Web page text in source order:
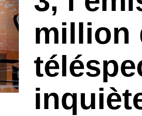
million